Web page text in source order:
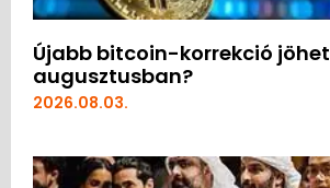
Újabb bitcoin-korrekció jöhet
augusztusban?
2026.08.03.